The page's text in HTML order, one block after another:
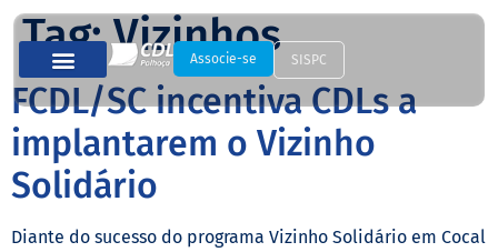
Associe-se SISPC
Tag:Vizinhos
FCDL/SC incentiva CDLs a
implantarem o Vizinho
Solidário
Diante do sucesso do programa Vizinho Solidário em Cocal